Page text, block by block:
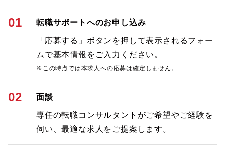
01 転職サポートへのお申し込み
「応募する」ボタンを押して表示されるフォー
ムで基本情報をご入力ください。
※この時点では本求人への応募は確定しません。
02 面談
専任の転職コンサルタントがご希望やご経験を
伺い、最適な求人をご提案します。